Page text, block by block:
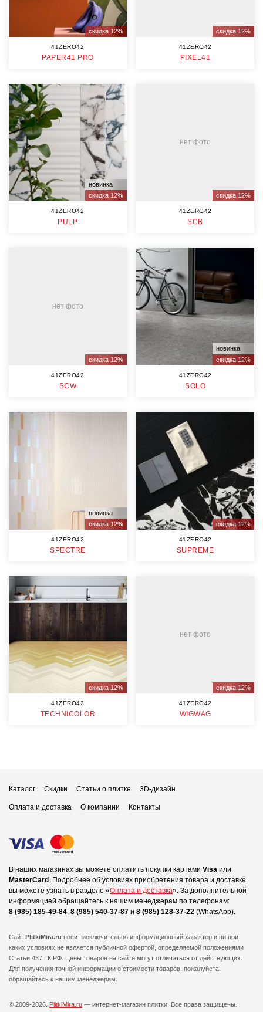
скидка 12%
41ZERO42
PAPER41 PRO
скидка 12%
41ZERO42
PIXEL41
новинка
скидка 12%
41ZERO42
PULP
нет фото
скидка 12%
41ZERO42
SCB
нет фото
скидка 12%
41ZERO42
SCW
новинка
скидка 12%
41ZERO42
SOLO
новинка
скидка 12%
41ZERO42
SPECTRE
скидка 12%
41ZERO42
SUPREME
скидка 12%
41ZERO42
TECHNICOLOR
нет фото
скидка 12%
41ZERO42
WIGWAG
Каталог Скидки Статьи о плитке 3D-дизайн
Оплата и доставка О компании Контакты
В наших магазинах вы можете оплатить покупки картами Visa или
MasterCard . Подробнее об условиях приобретения товара и доставке
вы можете узнать в разделе «Оплата и доставка». За дополнительной
информацией обращайтесь к нашим менеджерам по телефонам:
8 (985) 185-49-84, 8 (985) 540-37-87 и 8 (985) 128-37-22 (WhatsApp).
Сайт PlitkiMira.ru носит исключительно информационный характер и ни при
каких условиях не является публичной офертой, определяемой положениями
Статьи 437 ГК РФ. Цены товаров на сайте могут отличаться от действующих.
Для получения точной информации о стоимости товаров, пожалуйста,
обращайтесь к нашим менеджерам.
© 2009-2026. PlitkiMira.ru — интернет-магазин плитки. Все права защищены.